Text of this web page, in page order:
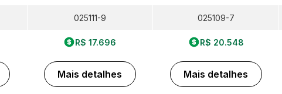
025111-9
R$ 17.696
Mais detalhes
025109-7
R$ 20.548
Mais detalhes